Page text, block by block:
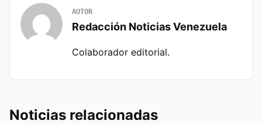
AUTOR
Redacción Noticias Venezuela
Colaborador editorial.
Noticias relacionadas